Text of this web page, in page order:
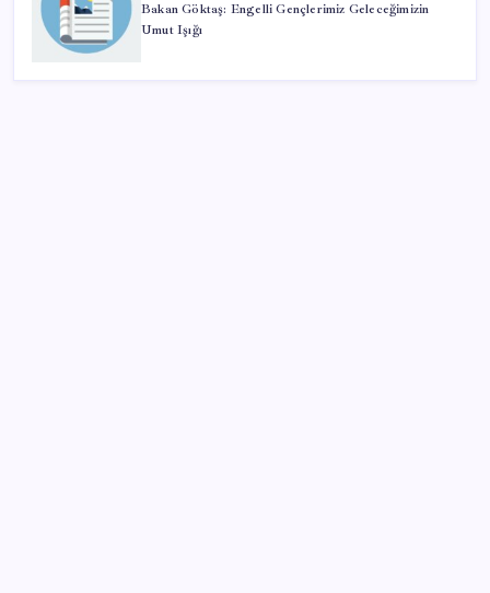
Bakan Göktaş: Engelli Gençlerimiz Geleceğimizin
Umut Işığı